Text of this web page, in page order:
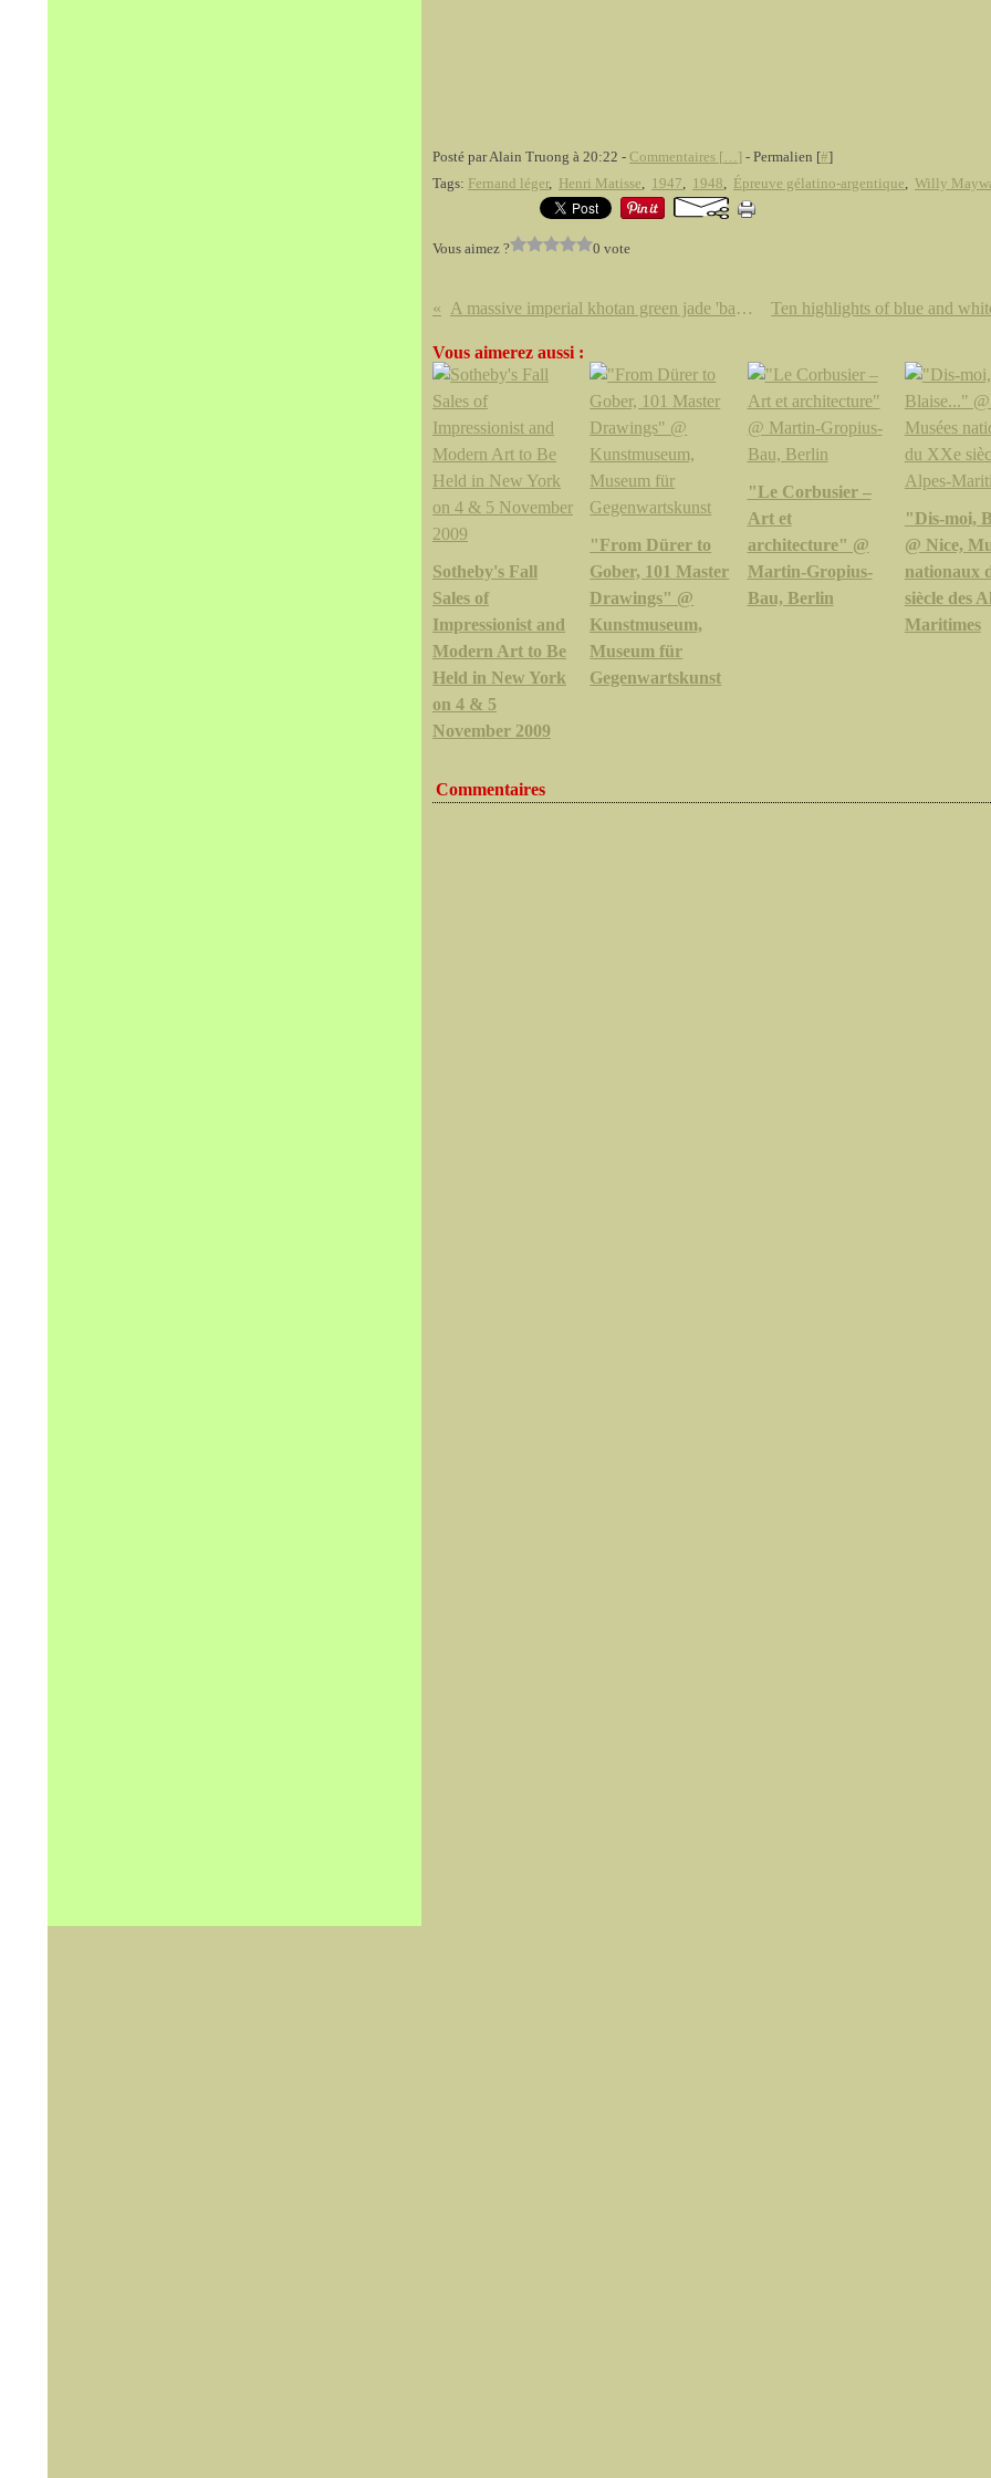
Posté par Alain Truong à 20:22 - Commentaires [… ] - Permalien [#]
Tags: Fernand léger, Henri Matisse, 1947, 1948, Épreuve gélatino-argentique, Willy
Vous aimez ? 0 vote
A massive imperial khotan green jade 'ba zheng mao nian zhi bao' seal. Qing dynasty, Qianlong period
Vous aimerez aussi :
Sotheby's Fall
Sales of
Impressionist and
Modern Art to Be
Held in New York
on 4 & 5
November 2009
"From Dürer to
Gober, 101 Master
Drawings" @
Kunstmuseum,
Museum für
Gegenwartskunst
"Le Corbusier –
Art et
architecture" @
Martin-Gropius-
Bau, Berlin
"Dis-moi,
@ Nice,
nationaux
siècle des
Maritimes
Commentaires